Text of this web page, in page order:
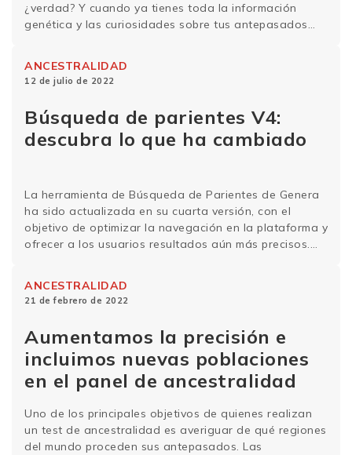
¿verdad? Y cuando ya tienes toda la información
genética y las curiosidades sobre tus antepasados
descargar y compartir tus resultados desde la
plataforma …
ANCESTRALIDAD
12 de julio de 2022
Búsqueda de parientes V4:
descubra lo que ha cambiado
La herramienta de Búsqueda de Parientes de Genera
ha sido actualizada en su cuarta versión, con el
objetivo de optimizar la navegación en la plataforma y
ofrecer a los usuarios resultados aún más precisos.
en comparación con la metodología de análisis …
ANCESTRALIDAD
21 de febrero de 2022
Aumentamos la precisión e
incluimos nuevas poblaciones
en el panel de ancestralidad
Uno de los principales objetivos de quienes realizan
un test de ancestralidad es averiguar de qué regiones
del mundo proceden sus antepasados. Las